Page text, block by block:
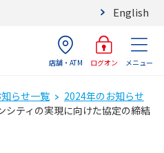
English
店舗・ATM ログオン メニュー
知らせ一覧
2024年のお知らせ
シティの実現に向けた協定の締結